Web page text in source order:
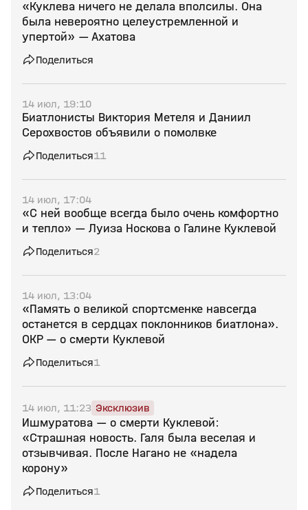
«Куклева ничего не делала вполсилы. Она
была невероятно целеустремленной и
упертой» — Ахатова
Поделиться
14 июл, 19:10
Биатлонисты Виктория Метеля и Даниил
Серохвостов объявили о помолвке
Поделиться11
14 июл, 17:04
«С ней вообще всегда было очень комфортно
и тепло» — Луиза Носкова о Галине Куклевой
Поделиться2
14 июл, 13:04
«Память о великой спортсменке навсегда
останется в сердцах поклонников биатлона».
ОКР — о смерти Куклевой
Поделиться1
14 июл, 11:23 Эксклюзив
Ишмуратова — о смерти Куклевой:
«Страшная новость. Галя была веселая и
отзывчивая. После Нагано не «надела
корону»
Поделиться1